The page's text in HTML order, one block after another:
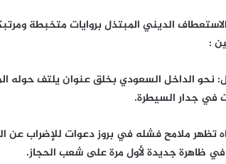
الديني المبتذل بروايات متخبطة
:
نحو الداخل السعودي بخلق عنوان يلتف
في جدار السيطرة.
تظهر ملامح فشله في بروز دعوات للإضراب عن
ظاهرة جديدة لأول مرة على شعب الحجاز.